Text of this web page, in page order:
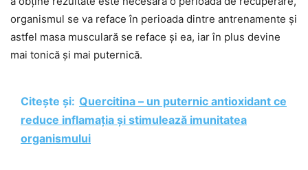
organismul se va reface în perioada dintre antrenamente și
astfel masa musculară se reface și ea, iar în plus devine
mai tonică și mai puternică.
Citește și: Quercitina – un puternic antioxidant ce
reduce inflamația și stimulează imunitatea
organismului